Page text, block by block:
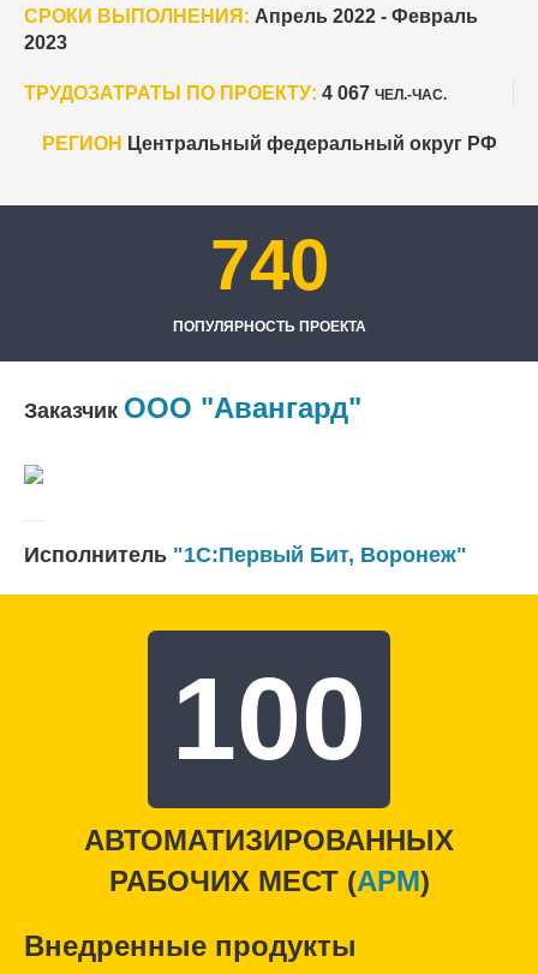
СРОКИ ВЫПОЛНЕНИЯ: Апрель 2022 - Февраль
2023
ТРУДОЗАТРАТЫ ПО ПРОЕКТУ: 4 067 ЧЕЛ.-ЧАС.
РЕГИОН Центральный федеральный округ РФ
740
ПОПУЛЯРНОСТЬ ПРОЕКТА
Заказчик ООО "Авангард"
Исполнитель "1С:Первый Бит, Воронеж"
100
АВТОМАТИЗИРОВАННЫХ
РАБОЧИХ МЕСТ (APM)
Внедренные продукты